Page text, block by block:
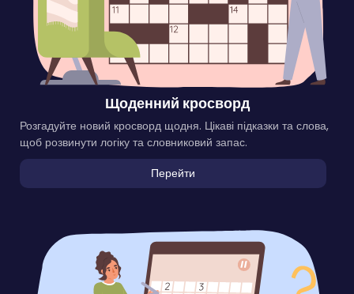
Щоденний кросворд
Розгадуйте новий кросворд щодня. Цікаві підказки та слова,
щоб розвинути логіку та словниковий запас.
Перейти